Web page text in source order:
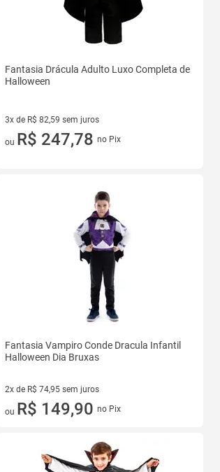
Fantasia Drácula Adulto Luxo Completa de
Halloween
3x de R$ 82,59 sem juros
3 vez de R$ 82,59 sem juros
ou R$ 247,78 no Pix
Fantasia Vampiro Conde Dracula Infantil
Halloween Dia Bruxas
2x de R$ 74,95 sem juros
2 vez de R$ 74,95 sem juros
ou R$ 149,90 no Pix